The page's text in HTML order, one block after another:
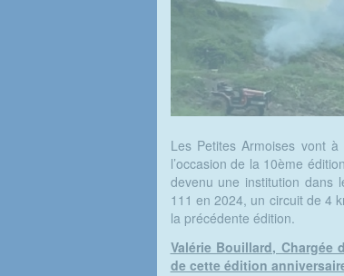
Les Petites Armoises vont
l’occasion de la 10ème
devenu une institution dans
111 en 2024, un circuit de 4
la précédente édition.
Valérie Bouillard, Chargée
de cette édition